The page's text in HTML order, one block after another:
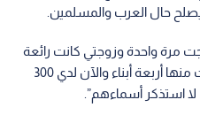
حال العرب والمسلمين.
مرة واحدة وزوجتي كانت رائعة
فهي خير المعين لي بحياتي، وأنجبت منها أربعة أبناء والآن لدي 300
استذكر أسماءهم”.